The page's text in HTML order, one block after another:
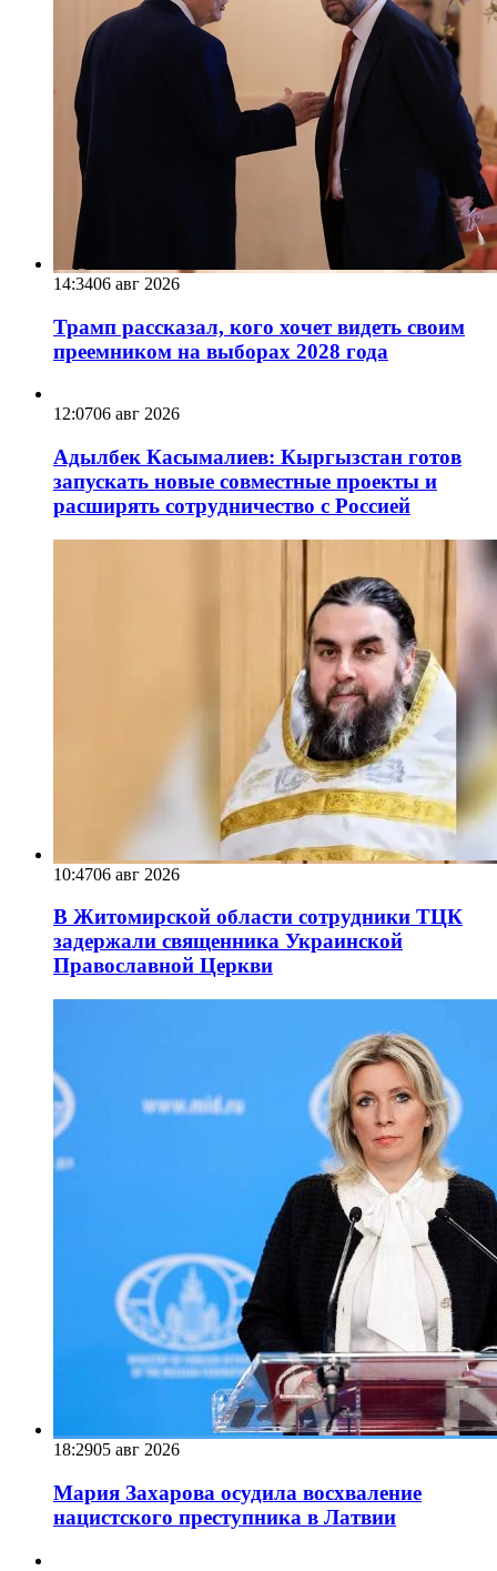
14:3406 авг 2026
Трамп рассказал, кого хочет видеть своим
преемником на выборах 2028 года
12:0706 авг 2026
Адылбек Касымалиев: Кыргызстан готов
запускать новые совместные проекты и
расширять сотрудничество с Россией
10:4706 авг 2026
В Житомирской области сотрудники ТЦК
задержали священника Украинской
Православной Церкви
18:2905 авг 2026
Мария Захарова осудила восхваление
нацистского преступника в Латвии